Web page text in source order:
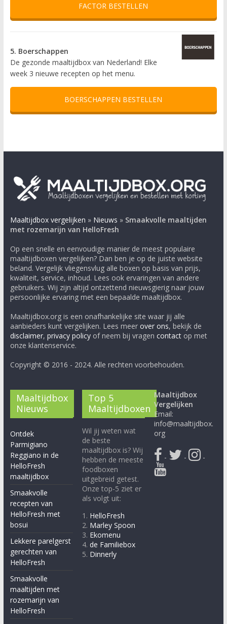
FACTOR BESTELLEN
5. Boerschappen
De gezonde maaltijdbox van Nederland! Elke
week 3 nieuwe recepten op het menu.
BOERSCHAPPEN BESTELLEN
Maaltijdbox vergelijken » Nieuws » Smaakvolle maaltijden
met rozemarijn van HelloFresh
Op een snelle en eenvoudige manier de meest populaire
maaltijdboxen vergelijken? Dan ben je op de juiste website
beland. Vergelijk vliegensvlug alle boxen op basis van prijs,
kwaliteit, service, inhoud. Lees ook ervaringen van andere
gebruikers. Wij zijn altijd ontzettend nieuwsgierig naar jouw
persoonlijke ervaring met een bepaalde maaltijdbox.
Maaltijdbox.org is een onafhankelijke site waar jij alle
aanbieders kunt vergelijken. Lees meer over ons, bekijk de
disclaimer, privacy policyof neem bij vragen contactop met
onze klantenservice.
Copyright © 2016 - 2024. Alle rechten voorbehouden.
Maaltijdbox
Nieuws
Ontdek
Parmigiano
Reggiano in de
HelloFresh
maaltijdbox
Smaakvolle
recepten van
HelloFresh met
bosui
Lekkere parelgerst
gerechten van
HelloFresh
Smaakvolle
maaltijden met
rozemarijn van
HelloFresh
Top 5
Maaltijdboxen
Wil jij weten wat
de beste
maaltijdbox is? Wij
hebben de meeste
foodboxen
uitgebreid getest.
Onze top-5 ziet er
als volgt uit:
1. HelloFresh
2. Marley Spoon
3. Ekomenu
4.de Familiebox
5. Dinnerly
Maaltijdbox
Vergelijken
Email:
info@maaltijdbox.
org
- - -